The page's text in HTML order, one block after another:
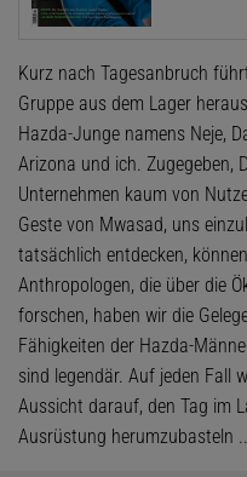
Kurz nach Tagesanbruch
Gruppe aus dem Lager
Hazda-Junge namens Neje,
Arizona und ich. Zugegeben,
Unternehmen kaum von
Geste von Mwasad, uns
tatsächlich entdecken,
Anthropologen, die über die
forschen, haben wir die
Fähigkeiten der Hazda-
sind legendär. Auf jeden Fall
Aussicht darauf, den Tag im
Ausrüstung herumzubasteln